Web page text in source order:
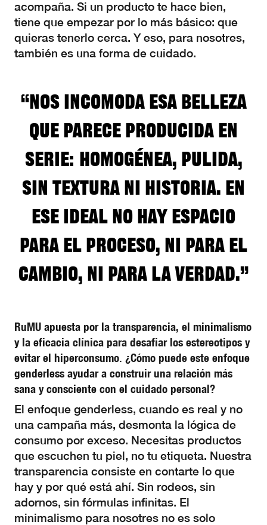
acompaña. Si un producto te hace bien,
tiene que empezar por lo más básico: que
quieras tenerlo cerca. Y eso, para nosotres,
también es una forma de cuidado.
“Nos incomoda esa belleza
que parece producida en
serie: homogénea, pulida,
sin textura ni historia. En
ese ideal no hay espacio
para el proceso, ni para el
cambio, ni para la verdad.”
RuMU apuesta por la transparencia, el minimalismo
y la eficacia clínica para desafiar los estereotipos y
evitar el hiperconsumo. ¿Cómo puede este enfoque
genderless ayudar a construir una relación más
sana y consciente con el cuidado personal?
El enfoque genderless, cuando es real y no
una campaña más, desmonta la lógica de
consumo por exceso. Necesitas productos
que escuchen tu piel, no tu etiqueta. Nuestra
transparencia consiste en contarte lo que
hay y por qué está ahí. Sin rodeos, sin
adornos, sin fórmulas infinitas. El
minimalismo para nosotres no es solo